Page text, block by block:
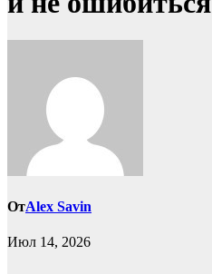
ОтAlex Savin
Июл 14, 2026